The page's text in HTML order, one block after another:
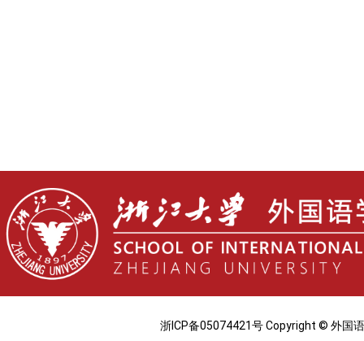
浙ICP备05074421号 Copyright © 外国